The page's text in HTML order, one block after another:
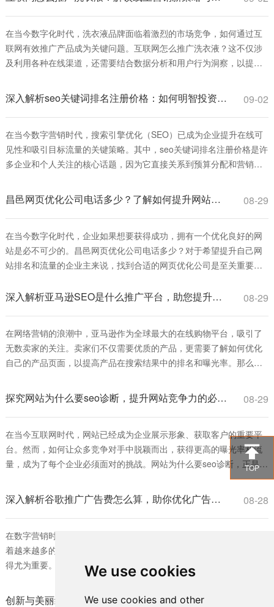
We use cookies
We use cookies and other

TOP
的密码怎么设置的最佳实践，帮助您从安全角度
在当今数字化时代，洗衣液品牌面临着激烈的市场竞争，如何通过互
联网有效推广产品成为关键问题。互联网怎么推广洗衣液？这不仅涉
及利用各种在线渠道，还需要结合数据分析和用户行为洞察，以提升
方法和实战技巧，帮助品牌在线上市场中脱颖而出。 首先，互联网怎
么推广洗衣液的基础是建立一个强大的线上
深入解析seo关键词排名注册价格：如何明智投资并获取高回报 09-02
在当今数字营销时代，搜索引擎优化（SEO）已成为企业提升在线可
见性和吸引目标流量的关键策略。其中，seo关键词排名注册价格是许
多企业和个人关注的核心话题，因为它直接关系到预算分配和营销效
并提升其在搜索引擎结果页面（SERP）中的排名所需支付的费用，这
些费用可能包括服务注册费、
昌邑网页优化公司电话多少？了解如何提升网站排名和流量 08-29
在当今数字化时代，企业如果想要获得成功，拥有一个优化良好的网
站是必不可少的。昌邑网页优化公司电话多少？对于希望提升自己网
站排名和流量的企业主来说，找到合适的网页优化公司是至关重要
页优化服务。 首先，网页优化是指通过一系列技术手段和策略，使得
深入解析亚马逊SEO是什么推广平台，助您提升产品曝光率 08-29
在网络营销的浪潮中，亚马逊作为全球最大的在线购物平台，吸引了
无数卖家的关注。卖家们不仅需要优质的产品，更需要了解如何优化
自己的产品页面，以提高产品在搜索结果中的排名和曝光率。那么，
念及其在推广中的重要性。 首先，我们来了解什么是亚马逊SEO。
SEO（Search Engine Optimization）即搜索引擎优化，是一种通过
探究网站为什么要seo诊断，提升网站竞争力的必由之路 08-29
在当今互联网时代，网站已经成为企业展示形象、获取客户的重要平
台。然而，如何让众多竞争对手中脱颖而出，获得更高的曝光率和流
量，成为了每个企业必须面对的挑战。网站为什么要seo诊断，正是为
了解决这一问题。SEO（搜索引擎优化）诊断能够帮助网站发现自身
存在的问题，从而进行针对性的改进，提高在搜索引擎中的排名。 首
先，网站为什么要seo诊断，可以帮助企业了解当前的SEO状态。通过
对网站进行全面的分析
深入解析谷歌推广广告费怎么算，助你优化广告预算策略 08-28
在数字营销时代，谷歌广告已成为许多企业不可或缺的推广工具。随
着越来越多的商家投入到这一平台，理解谷歌推广广告费怎么算便显
得尤为重要。对于希望在竞争激烈的市场中脱颖而出的企业而言，合
理的广告费用预算是确保营销效果的关键。 首先，我们需要明确谷歌
广告的收费模式。谷歌推广主要基于“每次点击费用”（CPC）进行计